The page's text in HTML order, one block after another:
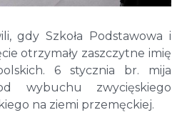
gdy Szkoła Podstawowa i
otrzymały zaszczytne imię
6 stycznia br. mija
wybuchu zwycięskiego
na ziemi przemęckiej.